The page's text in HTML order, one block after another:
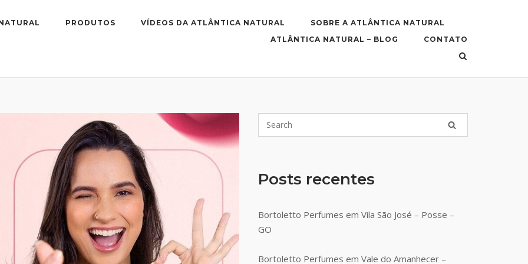
PRODUTOS VÍDEOS DA ATLÂNTICA NATURAL
SOBRE A ATLÂNTICA NATURAL
ATLÂNTICA NATURAL – BLOG
CONTATO
Posts recentes
Bortoletto Perfumes em Vila São José – Posse –
GO
Bortoletto Perfumes em Vale do Amanhecer –